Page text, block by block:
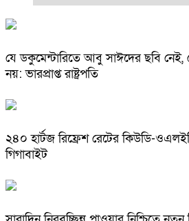
যে ডকুমেন্টারিতে আবু সাঈদের ছবি নেই,
নয়: ভারপ্রাপ্ত রাষ্ট্রপতি
২৪০ হার্টজ রিফ্রেশ রেটের কিউডি-
গিগাবাইট